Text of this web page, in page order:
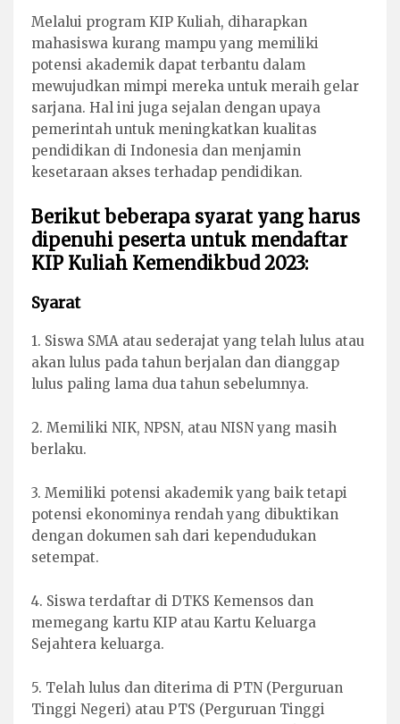
Melalui program KIP Kuliah, diharapkan
mahasiswa kurang mampu yang memiliki
potensi akademik dapat terbantu dalam
mewujudkan mimpi mereka untuk meraih gelar
sarjana. Hal ini juga sejalan dengan upaya
pemerintah untuk meningkatkan kualitas
pendidikan di Indonesia dan menjamin
kesetaraan akses terhadap pendidikan.
Berikut beberapa syarat yang harus
dipenuhi peserta untuk mendaftar
KIP Kuliah Kemendikbud 2023:
Syarat
1. Siswa SMA atau sederajat yang telah lulus atau
akan lulus pada tahun berjalan dan dianggap
lulus paling lama dua tahun sebelumnya.
2. Memiliki NIK, NPSN, atau NISN yang masih
berlaku.
3. Memiliki potensi akademik yang baik tetapi
potensi ekonominya rendah yang dibuktikan
dengan dokumen sah dari kependudukan
setempat.
4. Siswa terdaftar di DTKS Kemensos dan
memegang kartu KIP atau Kartu Keluarga
Sejahtera keluarga.
5. Telah lulus dan diterima di PTN (Perguruan
Tinggi Negeri) atau PTS (Perguruan Tinggi